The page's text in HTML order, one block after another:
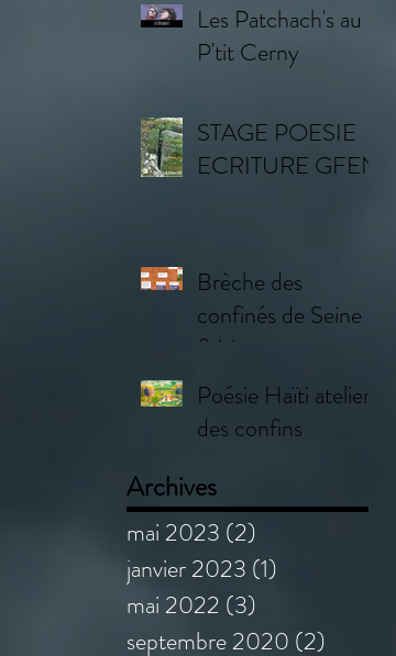
Les Patchach's au
P'tit Cerny
STAGE POESIE
ECRITURE GFEN
Brèche des
confinés de Seine
& Vosges
Poésie Haïti atelier
des confins
Archives
mai 2023 (2)
janvier 2023 (1)
mai 2022 (3)
septembre 2020 (2)